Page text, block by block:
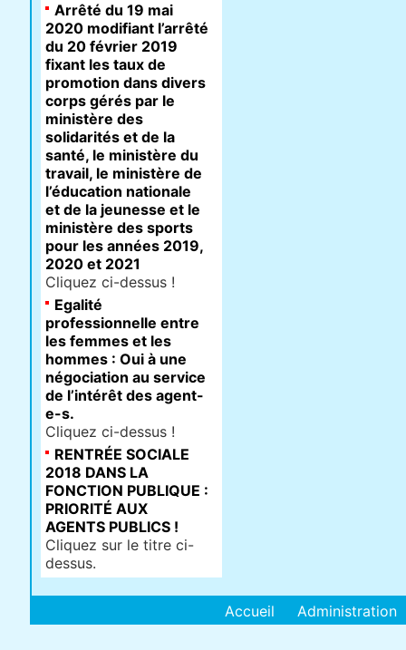
Arrêté du 19 mai
2020 modifiant l’arrêté
du 20 février 2019
fixant les taux de
promotion dans divers
corps gérés par le
ministère des
solidarités et de la
santé, le ministère du
travail, le ministère de
l’éducation nationale
et de la jeunesse et le
ministère des sports
pour les années 2019,
2020 et 2021
Cliquez ci-dessus !
Egalité
professionnelle entre
les femmes et les
hommes : Oui à une
négociation au service
de l’intérêt des agent-
e-s.
Cliquez ci-dessus !
RENTRÉE SOCIALE
2018 DANS LA
FONCTION PUBLIQUE :
PRIORITÉ AUX
AGENTS PUBLICS !
Cliquez sur le titre ci-
dessus.
Accueil Administration